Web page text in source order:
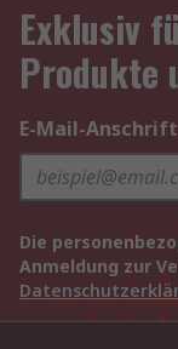
Exklusiv
Produkte
E-Mail-Anschrift
Die
Anmeldung zur